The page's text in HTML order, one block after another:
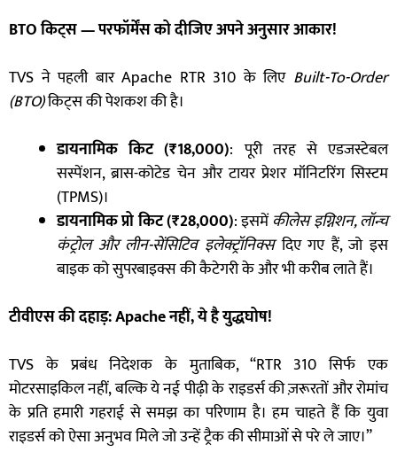
BTOकिट्स—परफॉर्मेंस को दीजिए अपने अनुसार आकार!
TVS ने पहली बार Apache RTR 310 के लिए Built-To-Order
(BTO)किट्स की पेशकश की है।
डायनामिक किट (₹18,000): पूरी तरह से एडजस्टेबल
सस्पेंशन, ब्रास-कोटेड चेन और टायर प्रेशर मॉनिटरिंग सिस्टम
(TPMS)।
डायनामिक प्रो किट (₹28,000): इसमेंकीलेस इग्निशन,लॉन्च
कंट्रोल और लीन-सेंसिटिव इलेक्ट्रॉनिक्सदिए गए हैं, जो इस
बाइक को सुपरबाइक्स की कैटेगरी के और भी करीब लाते हैं।
टीवीएस की दहाड़:Apacheनहीं,ये है युद्धघोष!
TVS के प्रबंध निदेशक के मुताबिक, “RTR 310 सिर्फ एक
मोटरसाइकिल नहीं, बल्कि ये नई पीढ़ी के राइडर्स की ज़रूरतों और रोमांच
के प्रति हमारी गहराई से समझ का परिणाम है। हम चाहते हैं कि युवा
राइडर्स को ऐसा अनुभव मिले जो उन्हें ट्रैक की सीमाओं से परे ले जाए।”